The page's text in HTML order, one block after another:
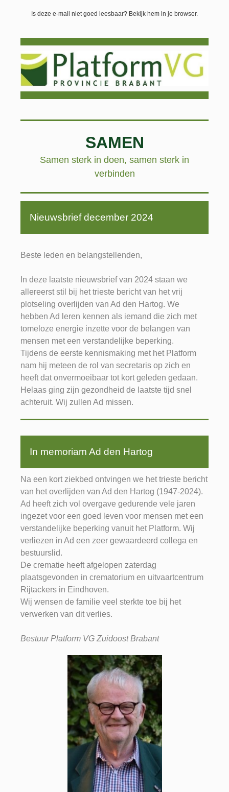
Is deze e-mail niet goed leesbaar? Bekijk hem in je browser.
SAMEN
Samen sterk in doen, samen sterk in
verbinden
Nieuwsbrief december 2024
Beste leden en belangstellenden,
In deze laatste nieuwsbrief van 2024 staan we
allereerst stil bij het trieste bericht van het vrij
plotseling overlijden van Ad den Hartog. We
hebben Ad leren kennen als iemand die zich met
tomeloze energie inzette voor de belangen van
mensen met een verstandelijke beperking.
Tijdens de eerste kennismaking met het Platform
nam hij meteen de rol van secretaris op zich en
heeft dat onvermoeibaar tot kort geleden gedaan.
Helaas ging zijn gezondheid de laatste tijd snel
achteruit. Wij zullen Ad missen.
In memoriam Ad den Hartog
Na een kort ziekbed ontvingen we het trieste bericht
van het overlijden van Ad den Hartog (1947-2024).
Ad heeft zich vol overgave gedurende vele jaren
ingezet voor een goed leven voor mensen met een
verstandelijke beperking vanuit het Platform. Wij
verliezen in Ad een zeer gewaardeerd collega en
bestuurslid.
De crematie heeft afgelopen zaterdag
plaatsgevonden in crematorium en uitvaartcentrum
Rijtackers in Eindhoven.
Wij wensen de familie veel sterkte toe bij het
verwerken van dit verlies.
Bestuur Platform VG Zuidoost Brabant